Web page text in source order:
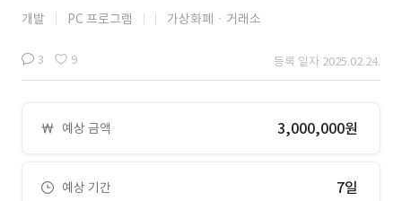
개발 PC 프로그램 가상화폐ㆍ거래소
3 9 등록 일자 2025.02.24.
예상 금액 3,000,000원
예상 기간 7일